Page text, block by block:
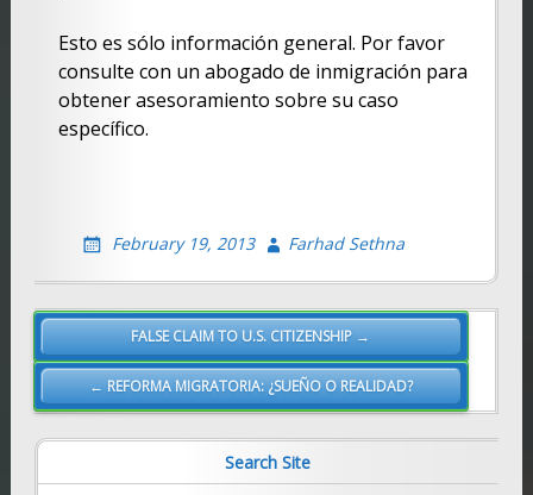
Esto es sólo información general. Por favor
consulte con un abogado de inmigración para
obtener asesoramiento sobre su caso
específico.
February 19, 2013 Farhad Sethna
Post
navigation
FALSE CLAIM TO U.S. CITIZENSHIP →
← REFORMA MIGRATORIA: ¿SUEÑO O REALIDAD?
Search Site